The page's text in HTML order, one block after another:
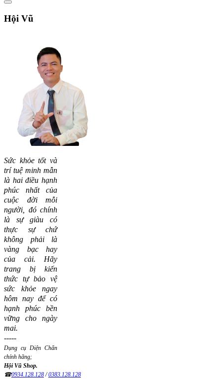
Hội Vũ
Sức khỏe tốt và
trí tuệ minh mẫn
là hai điều hạnh
phúc nhất của
cuộc đời mỗi
người, đó chính
là sự giàu có
thực sự chứ
không phải là
vàng bạc hay
của cải. Hãy
trang bị kiến
thức tự bảo vệ
sức khỏe ngay
hôm nay để có
hạnh phúc bền
vững cho ngày
mai.
-----
Dụng cụ Diện Chẩn
chính hãng;
Hội Vũ Shop.
☎0934.128.128/0383.128.128